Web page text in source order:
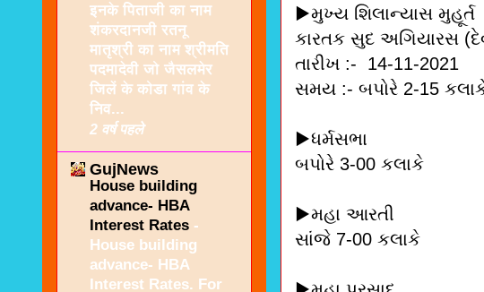
▶️મુખ્ય શિલાન્યાસ મુહૂર્ત
કારતક સુદ અગિયારસ (દેવ
તારીખ :- 14-11-2021
સમય :- બપોરે 2-15
▶️ધર્મસભા
બપોરે 3-00 કલાકે
▶️મહા આરતી
સાંજે 7-00 કલાકે
इनके पिताजी का नाम
शंकरदानजी रतनू
मातृश्री का नाम श्रीमति
पदमादेवी जो जैसलमेर
जिलें के कोडा गांव के
निव...
2 वर्ष पहले
GujNews
House building
advance- HBA
Interest Rates -
House building
advance- HBA
Interest Rates. For